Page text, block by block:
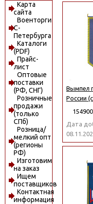
Карта
сайта
Военторги
С-
Петербурга
Каталоги
(PDF)
Прайс-
лист
Оптовые
поставки
(РФ, СНГ)
Розничные
продажи
(только
СПб)
Розница/
мелкий опт
(регионы
РФ)
Изготовим
на заказ
Ищем
поставщиков
Контактная
информация
Вымпел
России
Дата